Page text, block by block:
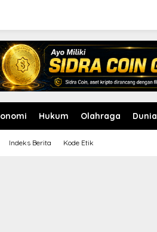
Hukum Olahraga Dunia
Indeks Berita Kode Etik